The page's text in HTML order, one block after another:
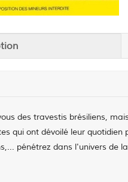
des travestis brésiliens,
qui ont dévoilé leur
pénétrez dans l'univers de